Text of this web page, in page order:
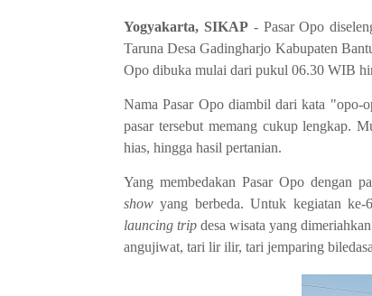
Yogyakarta, SIKAP- Pasar Opo
Taruna Desa Gadingharjo Kabupaten
Opo dibuka mulai dari pukul 06.30 WIB
Nama Pasar Opo diambil dari kata "opo-
pasar tersebut memang cukup lengkap.
hias, hingga hasil pertanian.
Yang membedakan Pasar Opo dengan
showyang berbeda. Untuk kegiatan
launcing trip desa wisata yang
angujiwat, tari lir ilir, tari jemparing